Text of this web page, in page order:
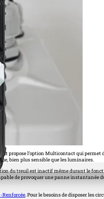
propose l’option Multicontact qui
bien plus sensible que les luminaires.
du treuil est inactif même durant le
de provoquer une panne instantanée
Renforcée. Pour le besoins de disposer les